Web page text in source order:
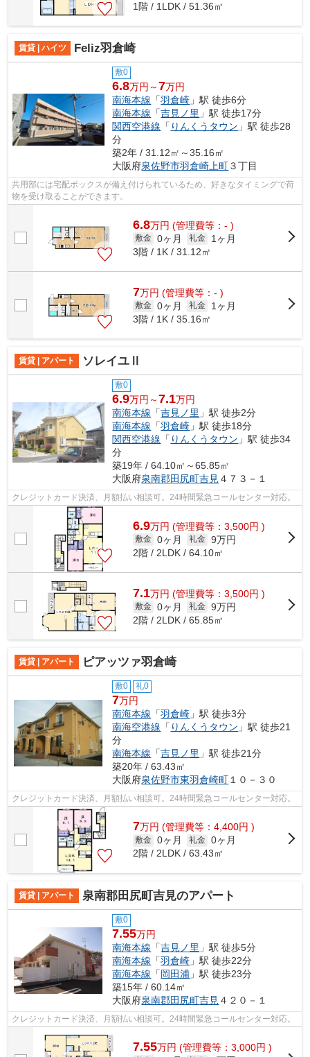
1階 / 1LDK / 51.36㎡
賃貸 | ハイツ Feliz羽倉崎
敷0
6.8万円～7万円
南海本線 「羽倉崎 」駅 徒歩6分
南海本線 「吉見ノ里 」駅 徒歩17分
関西空港線 「 りんくうタウン 」駅 徒歩28
分
築2年 / 31.12㎡～35.16㎡
大阪府泉佐野市羽倉崎上町３丁目
共用部には宅配ボックスが備え付けられているため、好きなタイミングで荷
物を受け取ることができます。
6.8万円 (管理費等：- )
敷金 0ヶ月 礼金
1ヶ月
3階 / 1K / 31.12㎡
7万円 (管理費等：- )
敷金 0ヶ月 礼金
1ヶ月
3階 / 1K / 35.16㎡
賃貸 | アパート ソレイユⅡ
敷0
6.9万円～7.1万円
南海本線 「吉見ノ里 」駅 徒歩2分
南海本線 「羽倉崎 」駅 徒歩18分
関西空港線 「 りんくうタウン 」駅 徒歩34
分
築19年 / 64.10㎡～65.85㎡
大阪府泉南郡田尻町吉見 ４７３－１
クレジットカード決済、月額払い相談可。24時間緊急コールセンター対応。
6.9万円 (管理費等：3,500円 )
敷金 0ヶ月 礼金 9万円
2階 / 2LDK / 64.10㎡
7.1万円 (管理費等：3,500円 )
敷金 0ヶ月 礼金 9万円
2階 / 2LDK / 65.85㎡
賃貸 | アパート ピアッツァ羽倉崎
敷0 礼0
7万円
南海本線 「羽倉崎 」駅 徒歩3分
南海空港線 「 りんくうタウン 」駅 徒歩21
分
南海本線 「吉見ノ里 」駅 徒歩21分
築20年 / 63.43㎡
大阪府泉佐野市東羽倉崎町 １０－３０
クレジットカード決済、月額払い相談可。24時間緊急コールセンター対応。
7万円 (管理費等：4,400円 )
敷金 0ヶ月 礼金 0ヶ月
2階 / 2LDK / 63.43㎡
賃貸 | アパート 泉南郡田尻町吉見のアパート
敷0
7.55万円
南海本線 「吉見ノ里 」駅 徒歩5分
南海本線 「羽倉崎 」駅 徒歩22分
南海本線 「岡田浦 」駅 徒歩23分
築15年 / 60.14㎡
大阪府泉南郡田尻町吉見 ４２０－１
クレジットカード決済、月額払い相談可。24時間緊急コールセンター対応。
7.55万円 (管理費等：3,000円 )